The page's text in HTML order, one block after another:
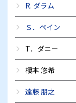
R. ダラム
Ｓ．ペイン
T．ダニー
榎本 悠希
遠藤 朋之